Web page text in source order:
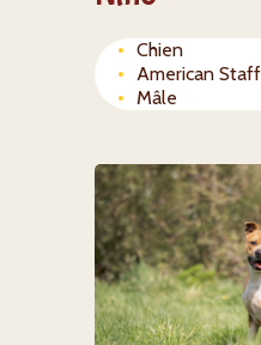
Chien
American
Mâle